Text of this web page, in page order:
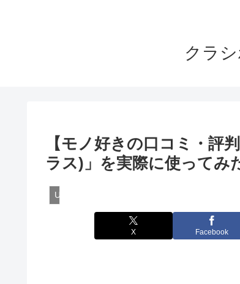
クラ
【モノ好きの口コミ・評
ラス)」を実際に使ってみ
Uncategorized
X Facebook